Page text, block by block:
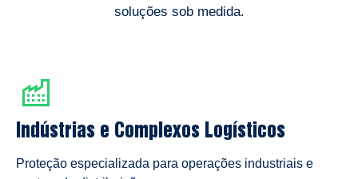
soluções sob medida.
Indústrias e Complexos Logísticos
Proteção especializada para operações industriais e